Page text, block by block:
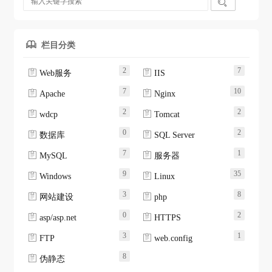

 栏目分类
 Web服务 2  IIS 7
 Apache 7  Nginx 10
 wdcp 2  Tomcat 2
 数据库 0  SQL Server 2
 MySQL 7  服务器 1
 Windows 9  Linux 35
 网站建设 3  php 8
 asp/asp.net 0  HTTPS 2
 FTP 3  web.config 1
 伪静态 8